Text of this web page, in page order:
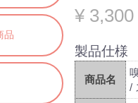
¥ 3,300
製品仕様
商品名
/
品